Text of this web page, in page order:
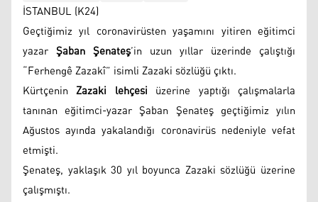
İSTANBUL (K24)
Geçtiğimiz yıl coronavirüsten yaşamını yitiren eğitimci
yazar Şaban Şenateş’in uzun yıllar üzerinde çalıştığı
“Ferhengê Zazakî” isimli Zazaki sözlüğü çıktı.
KürtçeninZazaki lehçesi üzerine yaptığı çalışmalarla
tanınan eğitimci-yazar Şaban Şenateş geçtiğimiz yılın
Ağustos ayında yakalandığı coronavirüs nedeniyle vefat
etmişti.
Şenateş, yaklaşık 30 yıl boyunca Zazaki sözlüğü üzerine
çalışmıştı.